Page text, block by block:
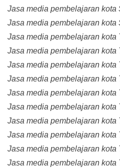
Jasa media pembelajaran kota
Jasa media pembelajaran kota
Jasa media pembelajaran kota
Jasa media pembelajaran kota
Jasa media pembelajaran kota
Jasa media pembelajaran kota
Jasa media pembelajaran kota
Jasa media pembelajaran kota
Jasa media pembelajaran kota
Jasa media pembelajaran kota
Jasa media pembelajaran kota
Jasa media pembelajaran kota